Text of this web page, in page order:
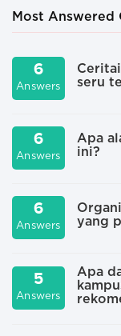
Most Answered
6
Answers
seru
6
Answers
Apa
ini?
6
Answers
yang
5
Answers
Apa